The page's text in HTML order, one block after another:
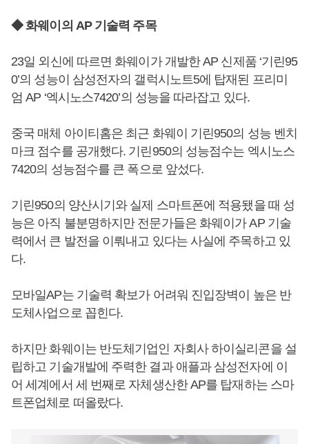
◆ 화웨이의 AP 기술력 주목
23일 외신에 따르면 화웨이가 개발한 AP 신제품 ‘기린95
0’의 성능이 삼성전자의 갤럭시노트5에 탑재된 프리미
엄 AP ‘엑시노스7420’의 성능을 따라잡고 있다.
중국 매체 아이티홈은 최근 화웨이 기린950의 성능 벤치
마크 점수를 공개했다. 기린950의 성능점수는 엑시노스
7420의 성능점수를 큰 폭으로 앞섰다.
기린950의 양산시기와 실제 스마트폰에 적용됐을 때 성
능은 아직 불분명하지만 전문가들은 화웨이가 AP 기술
력에서 큰 발전을 이뤄내고 있다는 사실에 주목하고 있
다.
모바일AP는 기술력 확보가 어려워 진입장벽이 높은 반
도체사업으로 꼽힌다.
하지만 화웨이는 반도체기업인 자회사 하이실리콘을 설
립하고 기술개발에 주력한 결과 애플과 삼성전자에 이
어 세계에서 세 번째로 자체생산한 AP를 탑재하는 스마
트폰업체로 떠올랐다.